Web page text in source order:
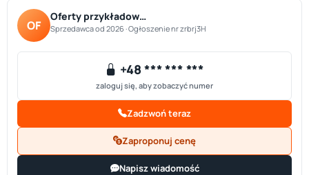
OF
Oferty przykładow…
Sprzedawca od 2026 · Ogłoszenie nr zrbrj3H
+48 *** *** ***
zaloguj się, aby zobaczyć numer
Zadzwoń teraz
Zaproponuj cenę
Napisz wiadomość